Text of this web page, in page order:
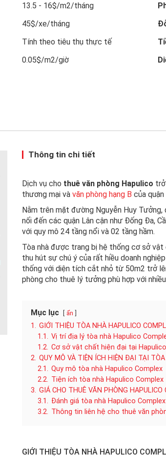
13.5 - 16$/m2/tháng
45$/xe/tháng
Tính theo tiêu thụ thực tế
0.05$/m2/giờ
Thông tin chi tiết
Dịch vụ cho thuê văn phòng Hapulico
thương mại vàvăn phòng hạng B của
Nằm trên mặt đường Nguyễn Huy
nối đến các quận Lân cận như Đống Đa,
với quy mô 24 tầng nổi và 02 tầng hầm.
Tòa nhà được trang bị hệ thống cơ sở
thu hút sự chú ý của rất hiều doanh
thống với diện tích cắt nhỏ từ 50m2 trở
phòng cho thuê lý tưởng phù hợp với
Mục lục ẩn
1. GIỚI THIỆU TÒA NHÀ HAPULICO
1.1. Vị trí địa lý tòa nhà Hapulico
1.2. Cơ sở vật chất hiện đại tại
2. QUY MÔ VÀ TIỆN ÍCH HIỆN ĐẠI TẠI
2.1. Quy mô tòa nhà Hapulico Complex
2.2. Tiện ích tòa nhà Hapulico Complex
3. GIÁ CHO THUÊ VĂN PHÒNG HAPULICO
3.1. Đánh giá tòa nhà Hapulico Complex
3.2. Thông tin liên hệ cho thuê văn
GIỚI THIỆU TÒA NHÀ HAPULICO